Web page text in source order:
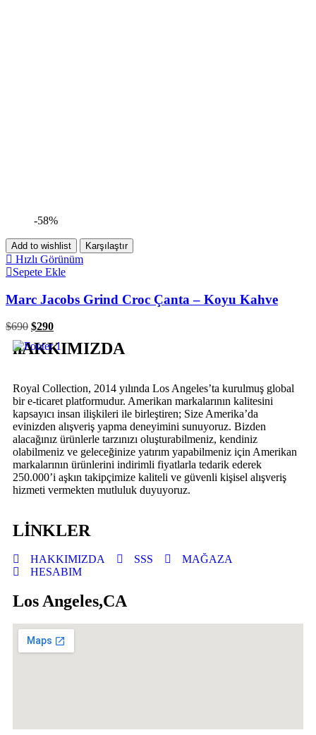
-58%
Add to wishlist Karşılaştır
Hızlı Görünüm
Sepete Ekle
Marc Jacobs Grind Croc Çanta – Koyu Kahve
$690 $290
hAKKIMIZDA
Royal Collection, 2014 yılında Los Angeles’ta kurulmuş global
bir e-ticaret platformudur. Amerikan markalarının kalitesini
kapsayıcı insan ilişkileri ile birleştiren; Size Amerika’da
evinizden alışveriş yapma deneyimini sunuyoruz. Bizden
alacağınız ürünlerle tarzınızı oluşturabilmeniz, kendiniz
olabilmeniz ve geleceğinize yatırım yapabilmeniz için Amerikan
markalarının ürünlerini indirimli fiyatlarla tedarik ederek
250.000’i aşkın takipçimize kaliteli ve güvenli kişisel alışveriş
hizmeti vermekten mutluluk duyuyoruz.
LİNKLER
HAKKIMIZDA SSS
MAĞAZA
HESABIM
Los Angeles,CA